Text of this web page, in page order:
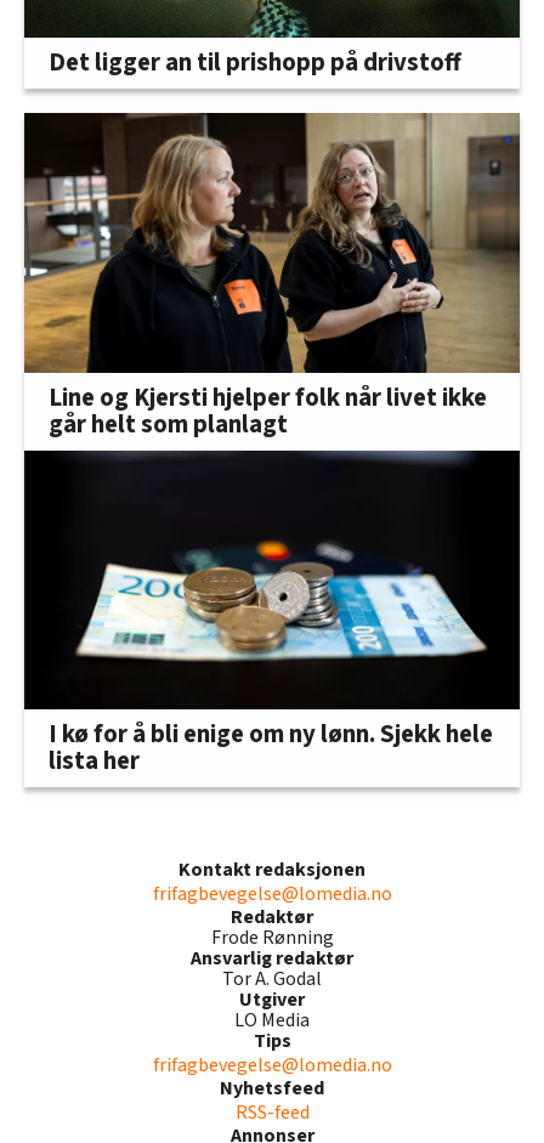
Det ligger an til prishopp på drivstoff
Line og Kjersti hjelper folk når livet ikke
går helt som planlagt
I kø for å bli enige om ny lønn. Sjekk hele
lista her
Kontakt redaksjonen
frifagbevegelse@lomedia.no
Redaktør
Frode Rønning
Ansvarlig redaktør
Tor A. Godal
Utgiver
LO Media
Tips
frifagbevegelse@lomedia.no
Nyhetsfeed
RSS-feed
Annonser